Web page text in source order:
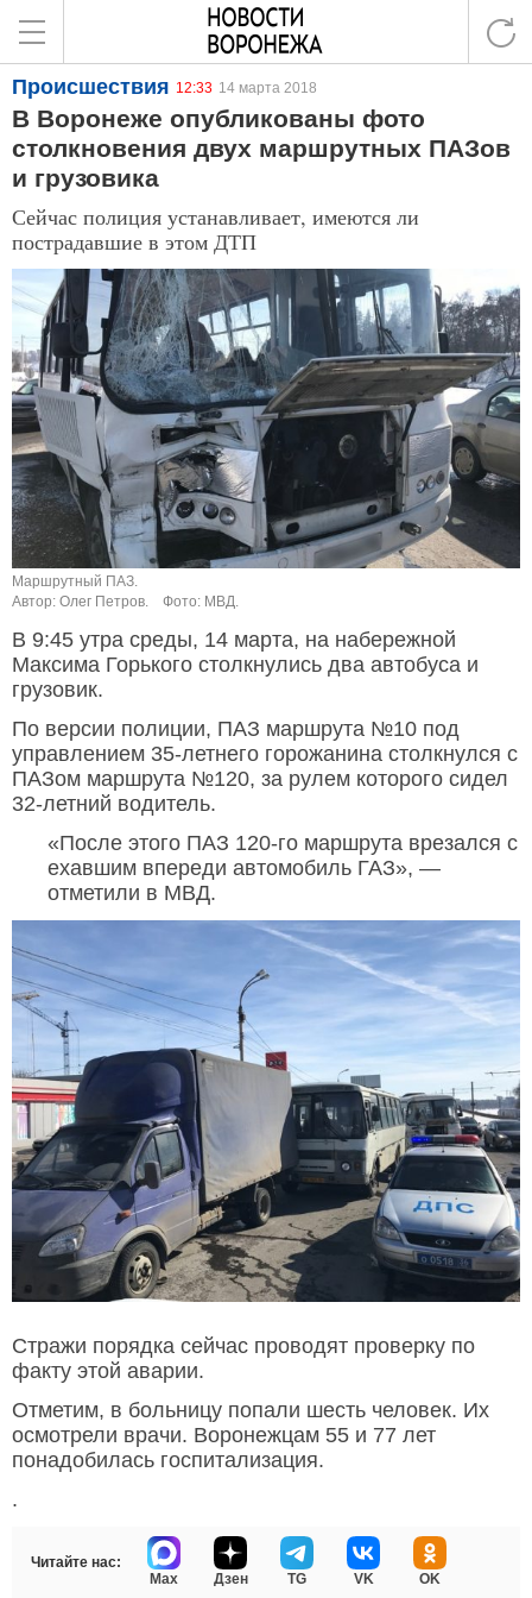
Происшествия 12:33 14 марта 2018
В Воронеже опубликованы фото
столкновения двух маршрутных ПАЗов
и грузовика
Сейчас полиция устанавливает, имеются ли
пострадавшие в этом ДТП
Маршрутный ПАЗ.
Автор: Олег Петров.
Фото: МВД.
В 9:45 утра среды, 14 марта, на набережной
Максима Горького столкнулись два автобуса и
грузовик.
По версии полиции, ПАЗ маршрута №10 под
управлением 35-летнего горожанина столкнулся с
ПАЗом маршрута №120, за рулем которого сидел
32-летний водитель.
«После этого ПАЗ 120-го маршрута врезался с
ехавшим впереди автомобиль ГАЗ», —
отметили в МВД.
Стражи порядка сейчас проводят проверку по
факту этой аварии.
Отметим, в больницу попали шесть человек. Их
осмотрели врачи. Воронежцам 55 и 77 лет
понадобилась госпитализация.
.
Читайте нас:
Max
Дзен TG VK OK